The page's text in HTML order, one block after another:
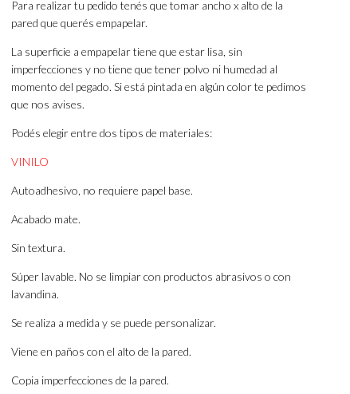
Para realizar tu pedido tenés que tomar ancho x alto de la
pared que querés empapelar.
La superficie a empapelar tiene que estar lisa, sin
imperfecciones y no tiene que tener polvo ni humedad al
momento del pegado. Si está pintada en algún color te pedimos
que nos avises.
Podés elegir entre dos tipos de materiales:
VINILO
Autoadhesivo, no requiere papel base.
Acabado mate.
Sin textura.
Súper lavable. No se limpiar con productos abrasivos o con
lavandina.
Se realiza a medida y se puede personalizar.
Viene en paños con el alto de la pared.
Copia imperfecciones de la pared.